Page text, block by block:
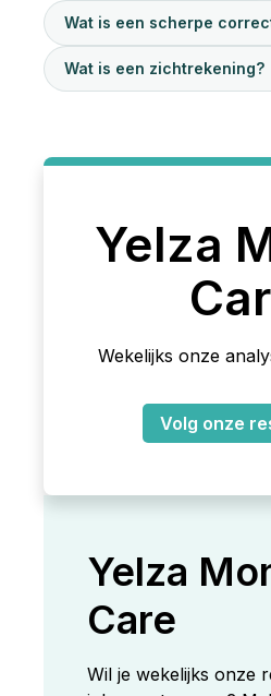
Wat is een scherpe
Wat is een zichtrekening?
Yelza
Wekelijks onze
Volg onze
Yelza
Care
Wil je wekelijks onze